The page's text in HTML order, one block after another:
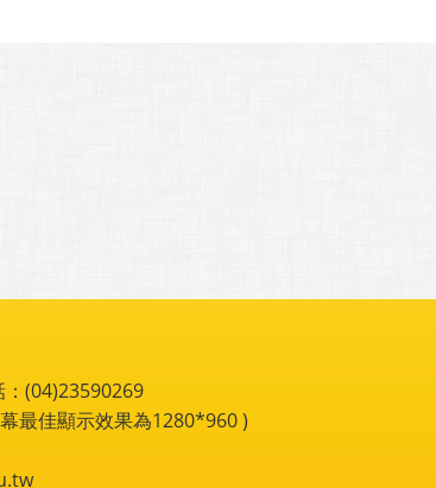
(04)23590269
最佳顯示效果為1280*960 )